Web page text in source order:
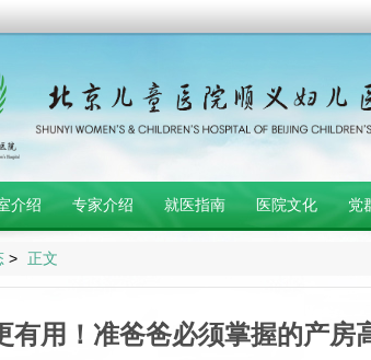
介绍 专家介绍 就医指南 医院文化 党
> 正文
有用！准爸爸必须掌握的产房